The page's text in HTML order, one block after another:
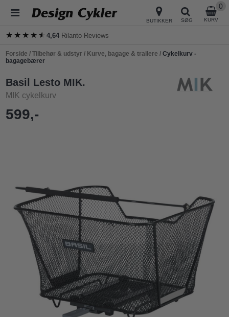
BUTIKKER SØG KURV
0
★★★★★
★★★★★4,64 Rilanto Reviews
Forside /Tilbehør & udstyr / Kurve, bagage & trailere /Cykelkurv -
bagagebærer
Basil Lesto MIK.
MIK cykelkurv
599,-